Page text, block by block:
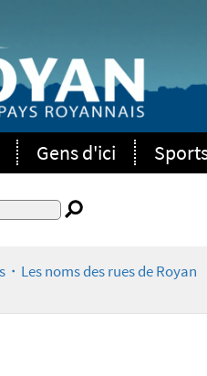
Gens d'ici
Les noms des rues de Royan